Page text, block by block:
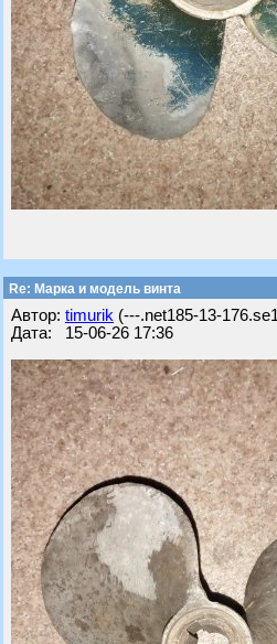
Re: Марка и модель винта
Автор: timurik (---.net185-13-
Дата: 15-06-26 17:36